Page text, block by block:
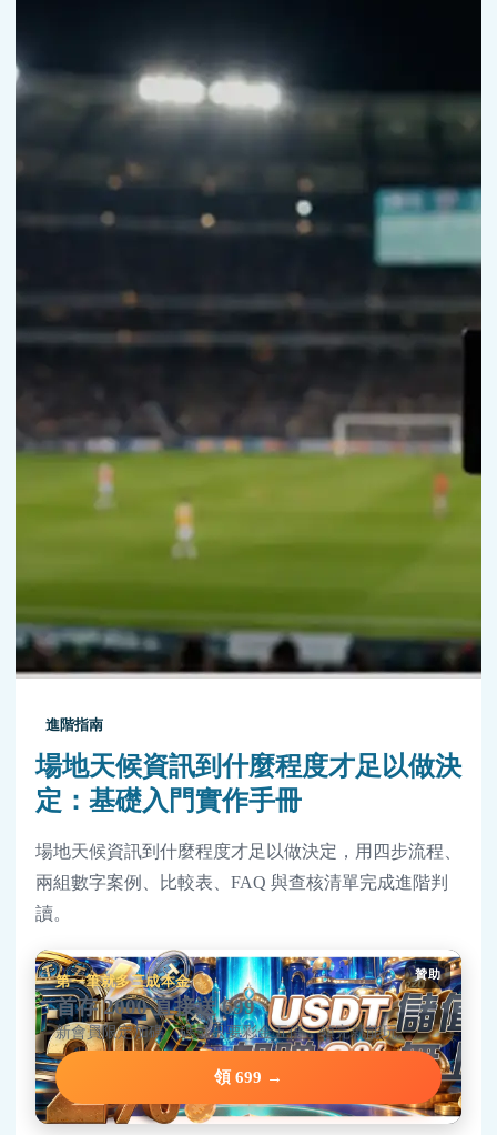
進階指南
場地天候資訊到什麼程度才足以做決
定：基礎入門實作手冊
場地天候資訊到什麼程度才足以做決定，用四步流程、
兩組數字案例、比較表、FAQ 與查核清單完成進階判
讀。
贊助
第一筆就多三成本金
首存 2000 直接送 699
新會員限定加碼，碼量只要彩金五倍，領完就能玩。
領 699 →